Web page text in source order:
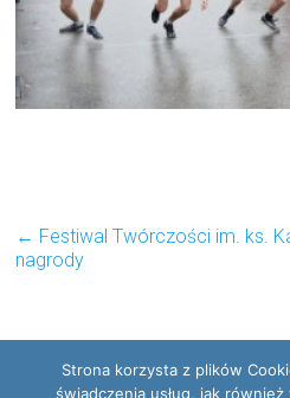
← Festiwal Twórczości im. ks.
nagrody
Strona korzysta z plików
świadczenia usług, jak